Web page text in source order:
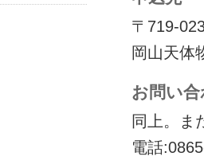
〒719-
岡山天
お問い
同上。ま
電話